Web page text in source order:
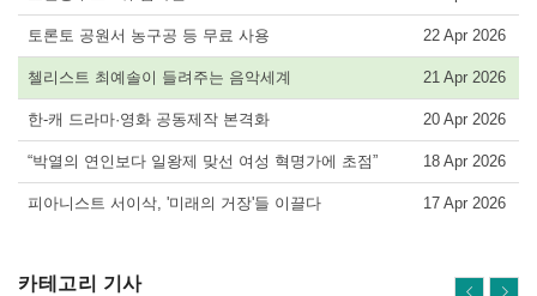
토론토 공원서 농구공 등 무료 사용 22 Apr 2026
첼리스트 최예솔이 들려주는 음악세계 21 Apr 2026
한-캐 드라마·영화 공동제작 본격화 20 Apr 2026
“박열의 연인보다 일왕제 맞선 여성 혁명가에 초점” 18 Apr 2026
피아니스트 서이삭, '미래의 거장'들 이끌다 17 Apr 2026
카테고리 기사